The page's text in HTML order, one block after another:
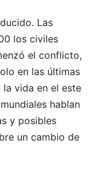
Las
los civiles
el conflicto,
en las últimas
vida en el este
hablan
y posibles
un cambio de